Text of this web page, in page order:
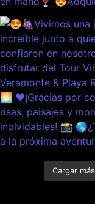
Cargar más